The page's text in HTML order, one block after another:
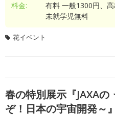
料金:
有料 一般1300円、高
未就学児無料
花イベント
春の特別展示『JAXA
ぞ！日本の宇宙開発～』